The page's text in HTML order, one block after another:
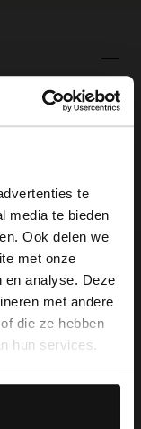
te
media te bieden
Ook delen we
met onze
en analyse. Deze
met andere
die ze hebben
hun services.
het merk
een
als
×
Would